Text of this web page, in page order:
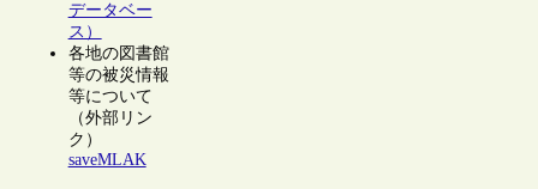
データベー
ス）
各地の図書館
等の被災情報
等について
（外部リン
ク）
saveMLAK